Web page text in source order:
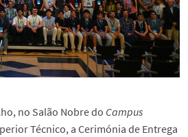
no Salão Nobre do Campus
Técnico, a Cerimónia de Entrega